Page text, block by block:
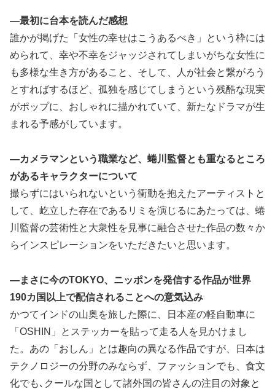
―最初に台本を読んだ感想
誰かが掲げた「女性の幸せはこうあるべき」という枠には
められて、幸や不幸をジャッジされてしまいがちな女性に
も多様な生き方があること、そして、人が社会と繋がろう
とすればするほど、孤独を感じてしまうという残酷な現実
がポップに、おしゃれに描かれていて、新たなドラマが生
まれる予感がしています。
―カメラマンという職業など、蜷川監督とも重なるところ
があるキャラクターについて
撮らずにはいられないという衝動を抱えたアーティストと
して、屹立した存在であるリミを演じるにあたっては、蜷
川監督の芸術性と大衆性を見事に融合させた作品の数々か
らインスピレーションをいただきたいと思います。
―まさに今のTOKYO、ニッポンを発信する作品が世界
190カ国以上で配信されることへの意気込み
かつてインドの山奥を旅した際に、日本産の軽自動車に
「OSHIN」とステッカーを貼って走る人を見かけまし
た。あの「おしん」とは趣向の異なる作品ですが、日本は
テクノロジーの分野のみならず、ファッションでも、食文
化でも､クールな国として諸外国の皆さんの注目の対象と